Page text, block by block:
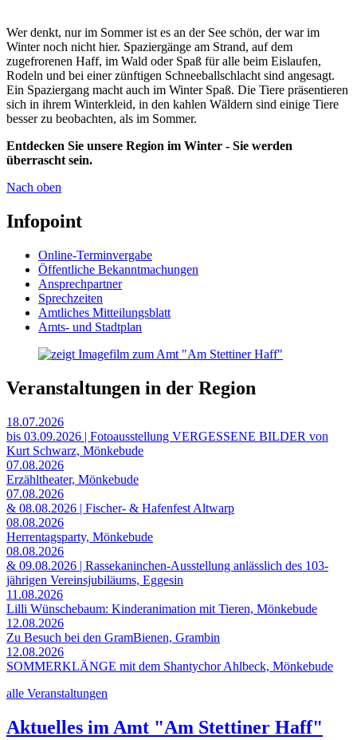
Wer denkt, nur im Sommer ist es an der See schön, der war im
Winter noch nicht hier. Spaziergänge am Strand, auf dem
zugefrorenen Haff, im Wald oder Spaß für alle beim Eislaufen,
Rodeln und bei einer zünftigen Schneeballschlacht sind angesagt.
Ein Spaziergang macht auch im Winter Spaß. Die Tiere präsentieren
sich in ihrem Winterkleid, in den kahlen Wäldern sind einige Tiere
besser zu beobachten, als im Sommer.
Entdecken Sie unsere Region im Winter - Sie werden
überrascht sein.
Nach oben
Infopoint
Online-Terminvergabe
Öffentliche Bekanntmachungen
Ansprechpartner
Sprechzeiten
Amtliches Mitteilungsblatt
Amts- und Stadtplan
Veranstaltungen in der Region
18.07.2026
bis 03.09.2026 | Fotoausstellung VERGESSENE BILDER von
Kurt Schwarz, Mönkebude
07.08.2026
Erzähltheater, Mönkebude
07.08.2026
& 08.08.2026 | Fischer- & Hafenfest Altwarp
08.08.2026
Herrentagsparty, Mönkebude
08.08.2026
& 09.08.2026 | Rassekaninchen-Ausstellung anlässlich des 103-
jährigen Vereinsjubiläums, Eggesin
11.08.2026
Lilli Wünschebaum: Kinderanimation mit Tieren, Mönkebude
12.08.2026
Zu Besuch bei den GramBienen, Grambin
12.08.2026
SOMMERKLÄNGE mit dem Shantychor Ahlbeck, Mönkebude
alle Veranstaltungen
Aktuelles im Amt "Am Stettiner Haff"